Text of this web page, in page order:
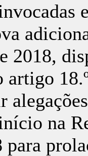
2018,
artigo
na
para